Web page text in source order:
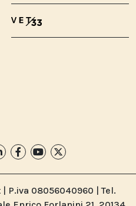
P.iva 08056040960 | Tel.